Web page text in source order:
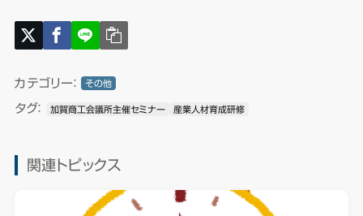
カテゴリー： その他
タグ： 加賀商工会議所主催セミナー 産業人材育成研修
関連トピックス